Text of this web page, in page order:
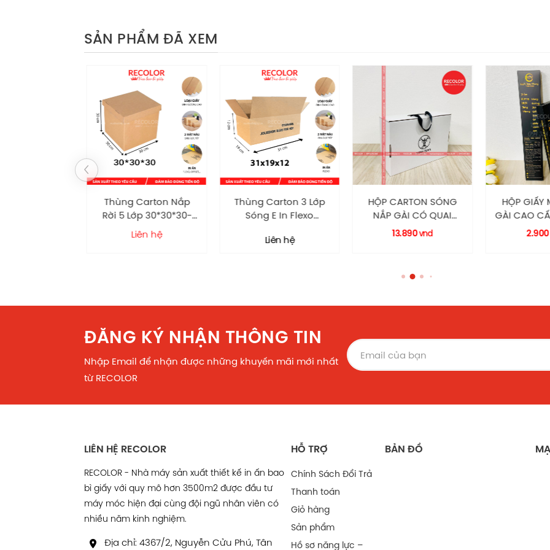
SẢN PHẨM ĐÃ XEM
Thùng Carton Nắp
Rời 5 Lớp 30*30*30-
TC077
Liên hệ
Thùng Carton 3 Lớp
Sóng E In Flexo
Liên hệ
HỘP CARTON SÓNG
NẮP GÀI CÓ QUAI
XÁCH HCS0013
13.890vnd
HỘP GIẤY
GÀI CAO
2.900
ĐĂNG KÝ NHẬN THÔNG TIN
Nhập Email để nhận được những khuyến mãi mới nhất
từ RECOLOR
LIÊN HỆ RECOLOR
RECOLOR - Nhà máy sản xuất thiết kế in ấn bao
bì giấy với quy mô hơn 3500m2 được đầu tư
máy móc hiện đại cùng đội ngũ nhân viên có
nhiều năm kinh nghiệm.
Địa chỉ: 4367/2, Nguyễn Cửu Phú, Tân
HỖ TRỢ
Chính Sách Đổi Trả
Thanh toán
Giỏ hàng
Sản phẩm
Hồ sơ năng lực –
BẢN ĐỒ